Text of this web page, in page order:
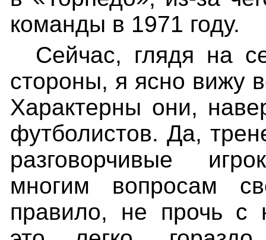
команды в 1971 году.
Сейчас, глядя на
стороны, я ясно вижу
Характерны они,
футболистов. Да,
разговорчивые
многим вопросам
правило, не прочь с